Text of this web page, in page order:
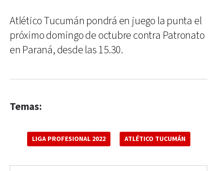
Atlético Tucumán pondrá en juego la punta el
próximo domingo de octubre contra Patronato
en Paraná, desde las 15.30.
Temas:
LIGA PROFESIONAL 2022 ATLÉTICO TUCUMÁN